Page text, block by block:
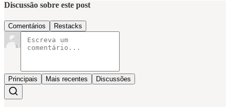
Discussão sobre este post
Comentários Restacks
Principais Mais recentes Discussões